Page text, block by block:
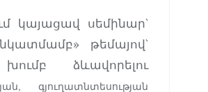
կայացավ սեմինար`
թեմայով`
ձևավորելու
գյուղատնտեսության